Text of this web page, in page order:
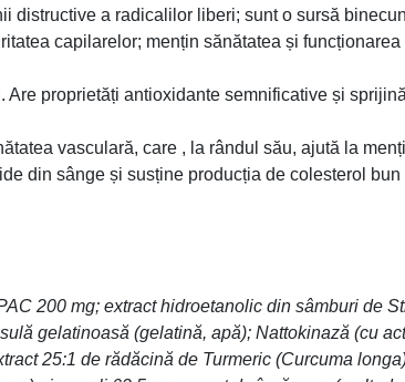
distructive a radicalilor liberi; sunt o sursă
capilarelor; mențin sănătatea și
proprietăți antioxidante semnificative și
vasculară, care , la rândul său, ajută la
din sânge și susține producția de colesterol bun
200 mg; extract hidroetanolic din sâmburi de
gelatinoasă (gelatină, apă); Nattokinază (cu
25:1 de rădăcină de Turmeric (Curcuma